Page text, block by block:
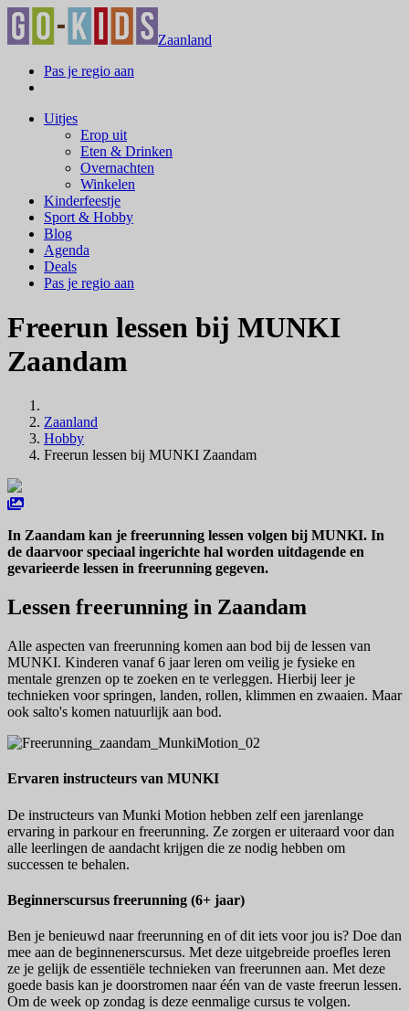
Zaanland
Pas je regio aan
Uitjes
Erop uit
Eten & Drinken
Overnachten
Winkelen
Kinderfeestje
Sport & Hobby
Blog
Agenda
Deals
Pas je regio aan
Freerun lessen bij MUNKI
Zaandam
Zaanland
Hobby
Freerun lessen bij MUNKI Zaandam
In Zaandam kan je freerunning lessen volgen bij MUNKI. In
de daarvoor speciaal ingerichte hal worden uitdagende en
gevarieerde lessen in freerunning gegeven.
Lessen freerunning in Zaandam
Alle aspecten van freerunning komen aan bod bij de lessen van
MUNKI. Kinderen vanaf 6 jaar leren om veilig je fysieke en
mentale grenzen op te zoeken en te verleggen. Hierbij leer je
technieken voor springen, landen, rollen, klimmen en zwaaien. Maar
ook salto's komen natuurlijk aan bod.
Ervaren instructeurs van MUNKI
De instructeurs van Munki Motion hebben zelf een jarenlange
ervaring in parkour en freerunning. Ze zorgen er uiteraard voor dan
alle leerlingen de aandacht krijgen die ze nodig hebben om
successen te behalen.
Beginnerscursus freerunning (6+ jaar)
Ben je benieuwd naar freerunning en of dit iets voor jou is? Doe dan
mee aan de beginnenerscursus. Met deze uitgebreide proefles leren
ze je gelijk de essentiële technieken van freerunnen aan. Met deze
goede basis kan je doorstromen naar één van de vaste freerun lessen.
Om de week op zondag is deze eenmalige cursus te volgen.